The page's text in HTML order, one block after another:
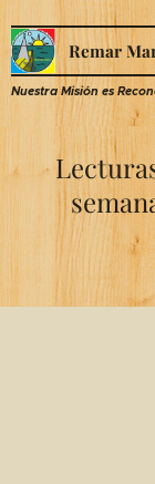
Remar
Nuestra Misión es R